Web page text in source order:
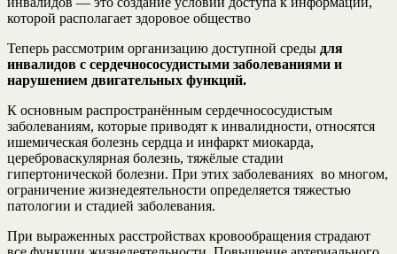
которой располагает здоровое общество
Теперь рассмотрим организацию доступной среды для
инвалидов с сердечнососудистыми заболеваниями и
нарушением двигательных функций.
К основным распространённым сердечнососудистым
заболеваниям, которые приводят к инвалидности, относятся
ишемическая болезнь сердца и инфаркт миокарда,
цереброваскулярная болезнь, тяжёлые стадии
гипертонической болезни. При этих заболеваниях во многом,
ограничение жизнедеятельности определяется тяжестью
патологии и стадией заболевания.
При выраженных расстройствах кровообращения страдают